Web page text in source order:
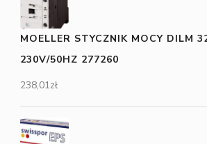
MOELLER STYCZNIK MOCY DILM
230V/50HZ 277260
238,01zł